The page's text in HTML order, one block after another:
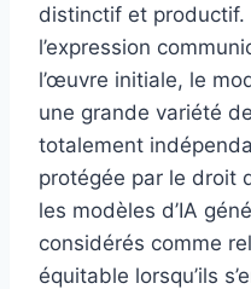
distinctif et productif.
l’expression
l’œuvre initiale, le
une grande variété
totalement
protégée par le droit
les modèles d’IA
considérés comme
équitable lorsqu’ils